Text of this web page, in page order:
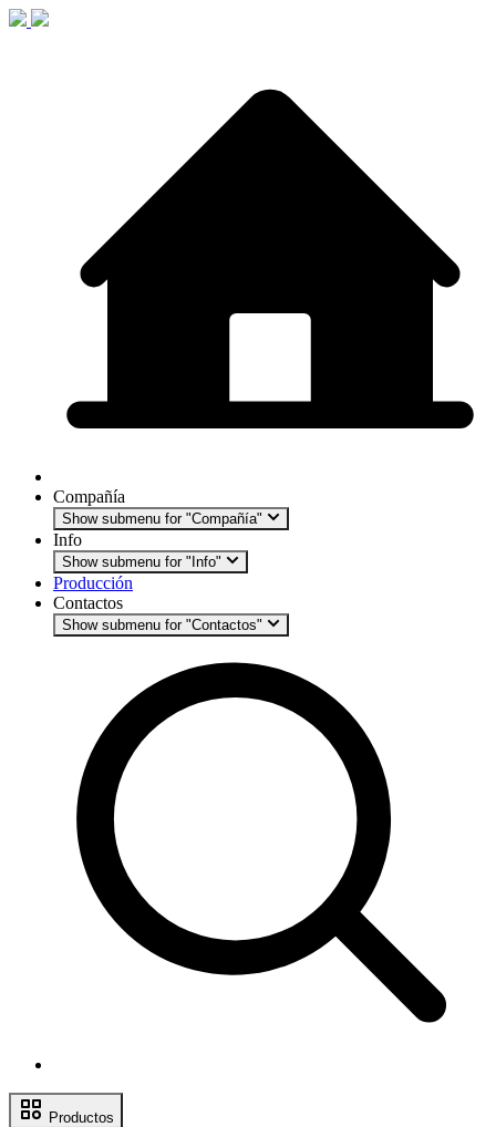
Compañía
Show submenu for "Compañía"
Info
Show submenu for "Info"
Producción
Contactos
Show submenu for "Contactos"
Productos